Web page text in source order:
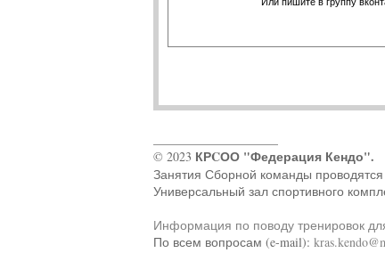
© 2023 КРCОО "Федерация Кендо".
Занятия Сборной команды
Универсальный зал спортивного
Информация по поводу тренировок
По всем вопросам (e-mail):